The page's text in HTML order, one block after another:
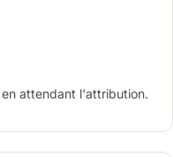
attendant l'attribution.